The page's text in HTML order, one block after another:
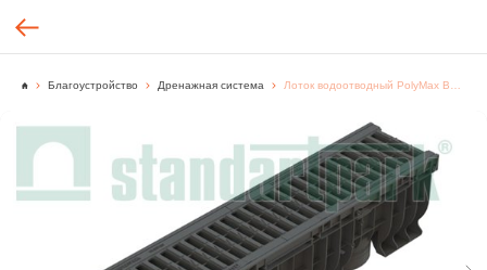
Благоустройство Дренажная система